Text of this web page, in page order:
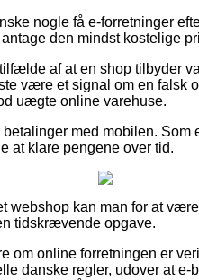
nogle få e-forretninger
den mindst kostelige
af at en shop tilbyder
være et signal om en falsk
uægte online varehuse.
med mobilen. Som
at klare pengene over tid.
webshop kan man for at
tidskrævende opgave.
om online forretningen er
danske regler, udover at